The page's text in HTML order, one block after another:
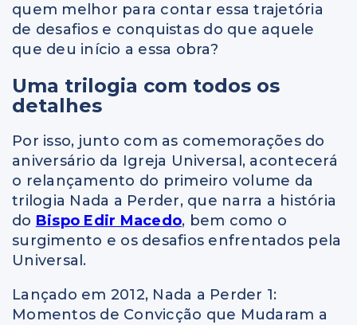
quem melhor para contar essa trajetória
de desafios e conquistas do que aquele
que deu início a essa obra?
Uma trilogia com todos os
detalhes
Por isso, junto com as comemorações do
aniversário da Igreja Universal, acontecerá
o relançamento do primeiro volume da
trilogia Nada a Perder, que narra a história
do Bispo Edir Macedo, bem como o
surgimento e os desafios enfrentados pela
Universal.
Lançado em 2012, Nada a Perder 1:
Momentos de Convicção que Mudaram a